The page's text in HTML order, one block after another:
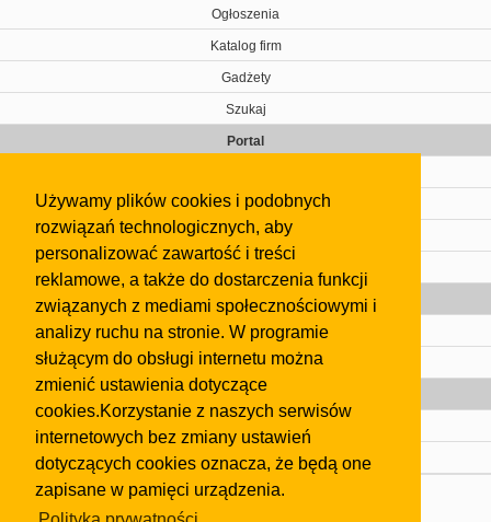
Używamy plików cookies i podobnych
rozwiązań technologicznych, aby
personalizować zawartość i treści
reklamowe, a także do dostarczenia funkcji
związanych z mediami społecznościowymi i
analizy ruchu na stronie. W programie
służącym do obsługi internetu można
zmienić ustawienia dotyczące
cookies.Korzystanie z naszych serwisów
internetowych bez zmiany ustawień
dotyczących cookies oznacza, że będą one
zapisane w pamięci urządzenia.
Ogłoszenia
Katalog firm
Gadżety
Szukaj
Portal
Kontakt
Regulamin
Gazeta
Olkusz
Kontakt
Strefa dla biznesu
Biura nieruchomości
Dealerzy i autokomisy
Skontaktuj się z nami